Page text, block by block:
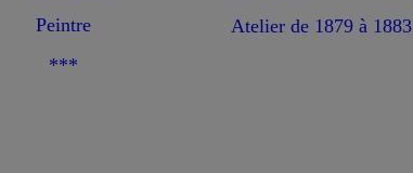
Peintre
***
Atelier de 1879 à 1883